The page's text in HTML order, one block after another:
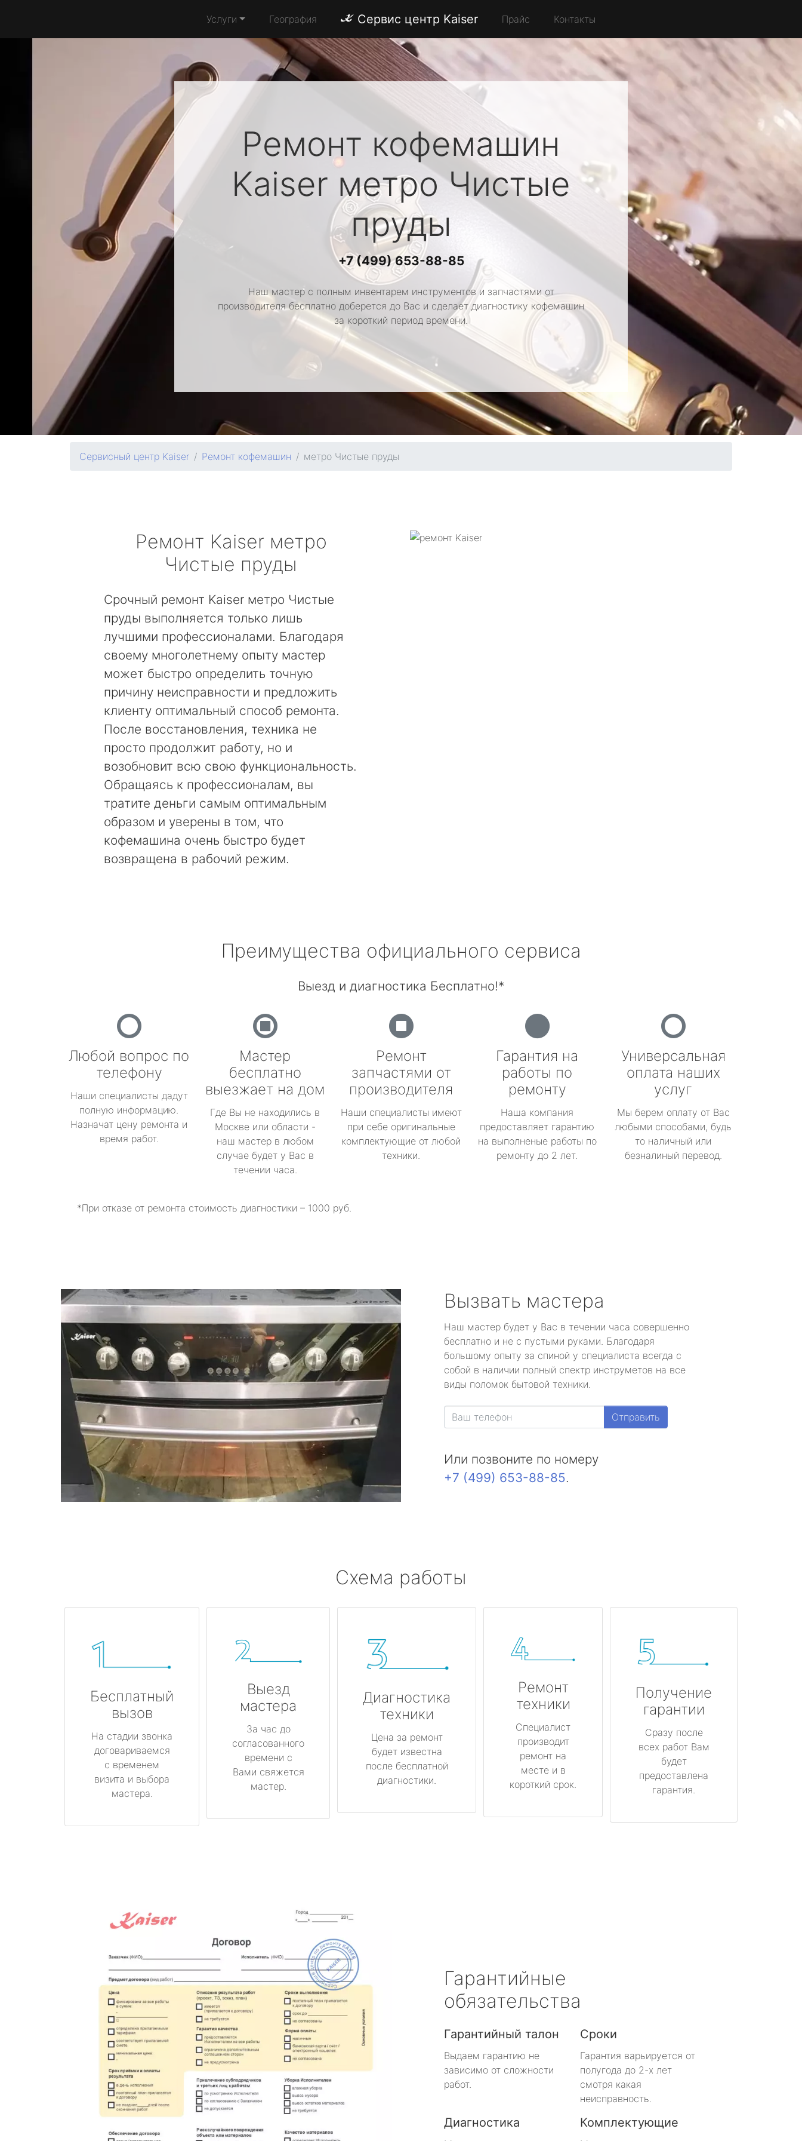
Услуги География Сервис центр Kaiser Прайс Контакты
Ремонт кофемашин
Kaiser метро Чистые
пруды
+7 (499) 653-88-85
Наш мастер с полным инвентарем инструментов и запчастями от
производителя бесплатно доберется до Вас и сделает диагностику кофемашин
за короткий период времени.
Сервисный центр Kaiser Ремонт кофемашин метро Чистые пруды
Ремонт Kaiser метро
Чистые пруды
Срочный ремонт Kaiser метро Чистые
пруды выполняется только лишь
лучшими профессионалами. Благодаря
своему многолетнему опыту мастер
может быстро определить точную
причину неисправности и предложить
клиенту оптимальный способ ремонта.
После восстановления, техника не
просто продолжит работу, но и
возобновит всю свою функциональность.
Обращаясь к профессионалам, вы
тратите деньги самым оптимальным
образом и уверены в том, что
кофемашина очень быстро будет
возвращена в рабочий режим.
Преимущества официального сервиса
Выезд и диагностика Бесплатно!*
Любой вопрос по
телефону
Наши специалисты дадут
полную информацию.
Назначат цену ремонта и
время работ.
Мастер
бесплатно
выезжает на дом
Где Вы не находились в
Москве или области -
наш мастер в любом
случае будет у Вас в
течении часа.
Ремонт
запчастями от
производителя
Наши специалисты имеют
при себе оригинальные
комплектующие от любой
техники.
Гарантия на
работы по
ремонту
Наша компания
предоставляет гарантию
на выполненые работы по
ремонту до 2 лет.
Универсальная
оплата наших
услуг
Мы берем оплату от Вас
любыми способами, будь
то наличный или
безналиный перевод.
*При отказе от ремонта стоимость диагностики – 1000 руб.
Вызвать мастера
Наш мастер будет у Вас в течении часа совершенно
бесплатно и не с пустыми руками. Благодаря
большому опыту за спиной у специалиста всегда с
собой в наличии полный спектр инструметов на все
виды поломок бытовой техники.
Отправить
Или позвоните по номеру
+7 (499) 653-88-85.
Схема работы
Бесплатный
вызов
На стадии звонка
договариваемся
с временем
визита и выбора
мастера.
Выезд
мастера
За час до
согласованного
времени с
Вами свяжется
мастер.
Диагностика
техники
Цена за ремонт
будет известна
после бесплатной
диагностики.
Ремонт
техники
Специалист
производит
ремонт на
месте и в
короткий срок.
Получение
гарантии
Сразу после
всех работ Вам
будет
предоставлена
гарантия.
Гарантийные
обязательства
Гарантийный талон
Выдаем гарантию не
зависимо от сложности
работ.
Сроки
Гарантия варьируется от
полугода до 2-х лет
смотря какая
неисправность.
Диагностика Комплектующие